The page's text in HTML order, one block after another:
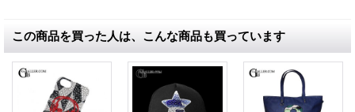
この商品を買った人は、こんな商品も買っています